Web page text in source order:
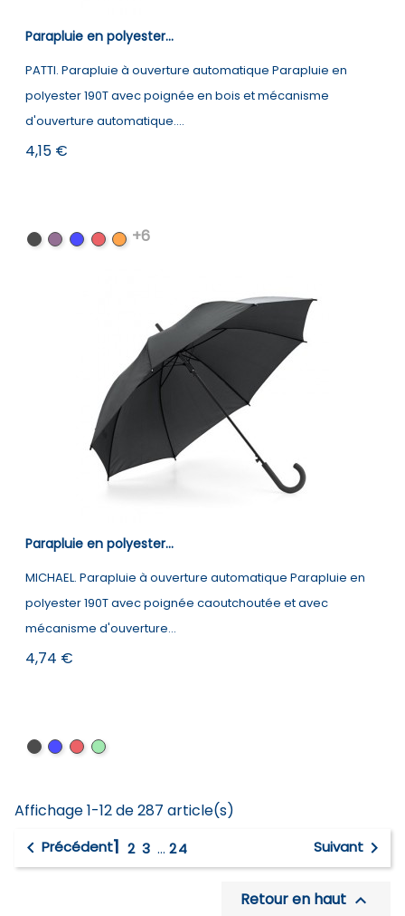
Parapluie en polyester...
PATTI. Parapluie à ouverture automatique Parapluie en
polyester 190T avec poignée en bois et mécanisme
d'ouverture automatique....
Prix
4,15 €
NoirVioletBleuRougeOrange
+6
Parapluie en polyester...
MICHAEL. Parapluie à ouverture automatique Parapluie en
polyester 190T avec poignée caoutchoutée et avec
mécanisme d'ouverture...
Prix
4,74 €
NoirBleuRouge
vert
Affichage 1-12 de 287 article(s)
 Précédent1 2 3 … 24 Suivant 
Retour en haut 